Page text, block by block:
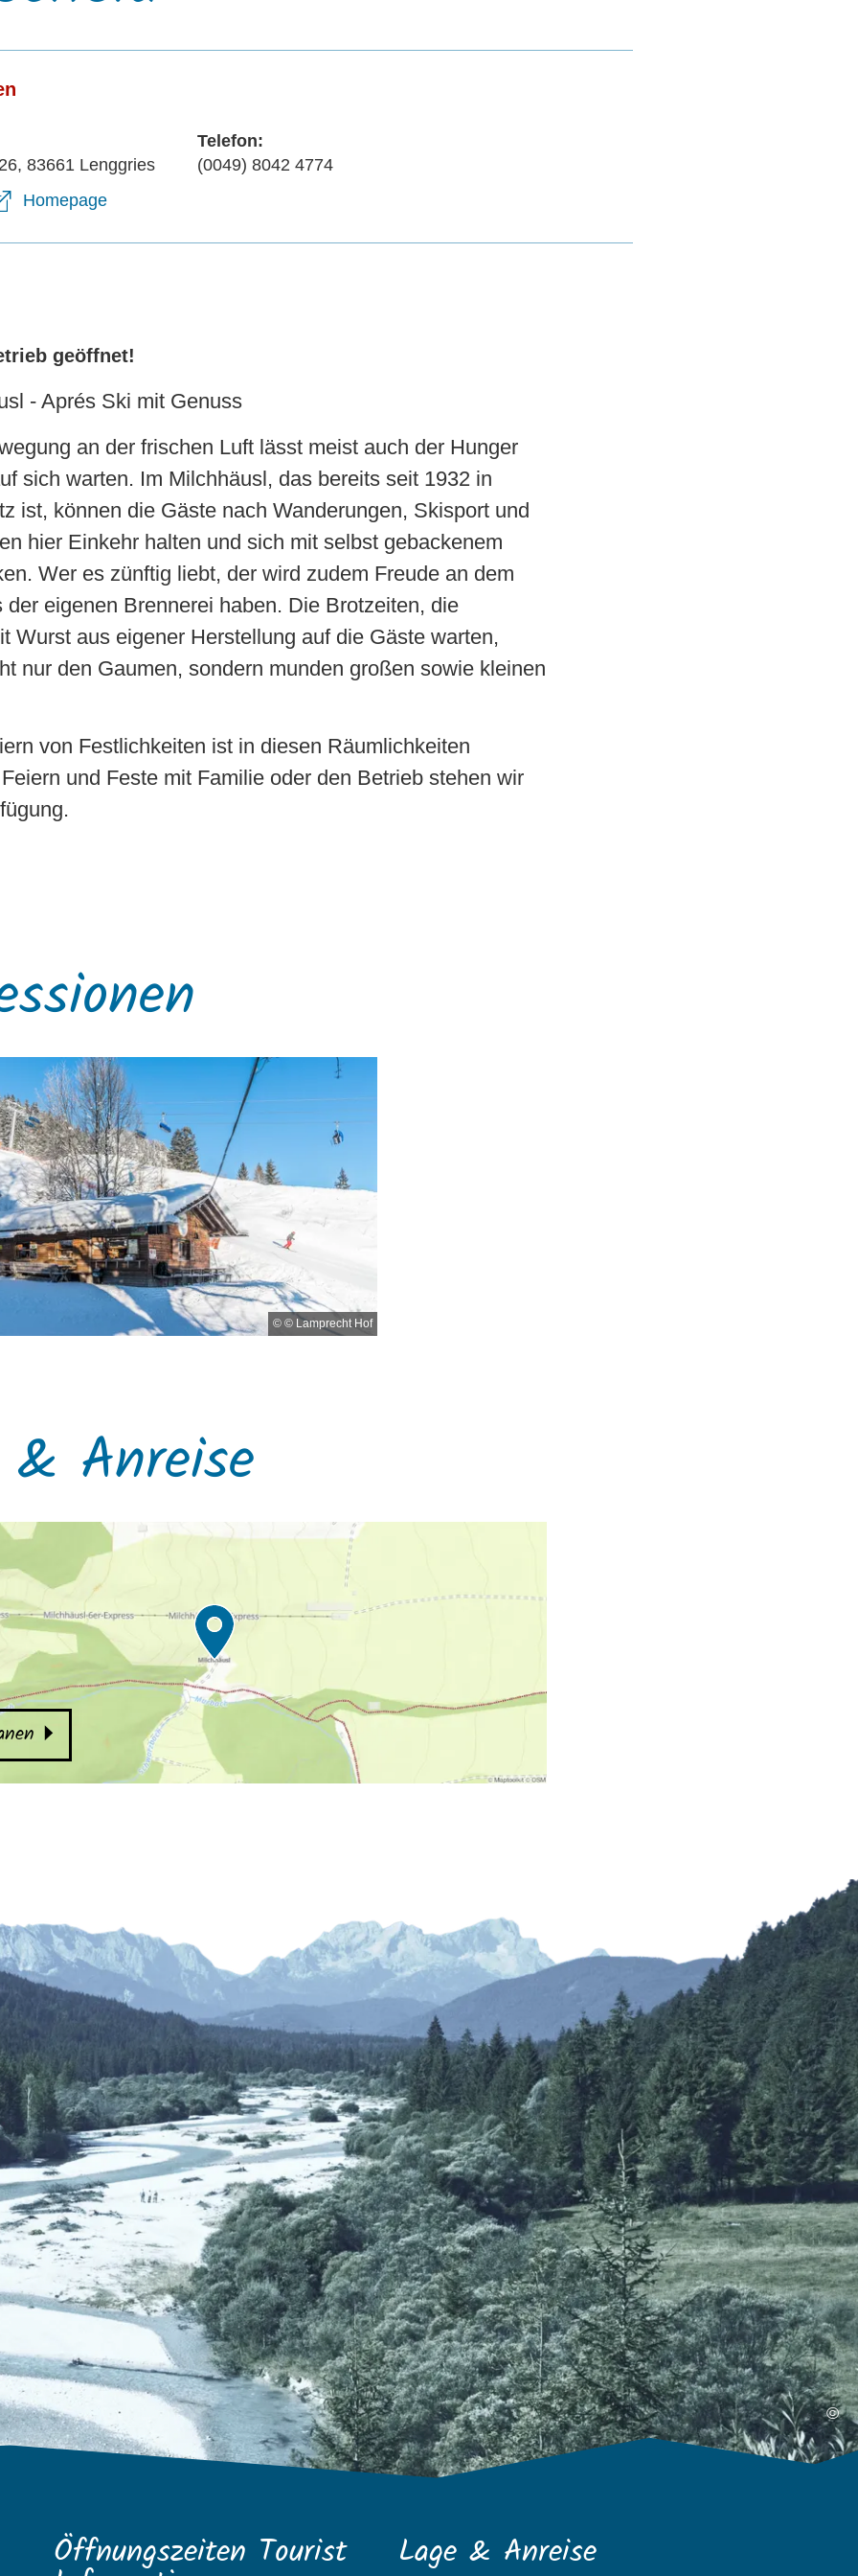
83661 Lenggries
Telefon:
(0049) 8042 4774
Homepage
geöffnet!
- Aprés Ski mit Genuss
an der frischen Luft lässt meist auch der Hunger
sich warten. Im Milchhäusl, das bereits seit 1932 in
ist, können die Gäste nach Wanderungen, Skisport und
hier Einkehr halten und sich mit selbst gebackenem
Wer es zünftig liebt, der wird zudem Freude an dem
der eigenen Brennerei haben. Die Brotzeiten, die
Wurst aus eigener Herstellung auf die Gäste warten,
nur den Gaumen, sondern munden großen sowie kleinen
von Festlichkeiten ist in diesen Räumlichkeiten
und Feste mit Familie oder den Betrieb stehen wir
© © Lamprecht Hof
Anreise
©
Öffnungszeiten Tourist Lage & Anreise